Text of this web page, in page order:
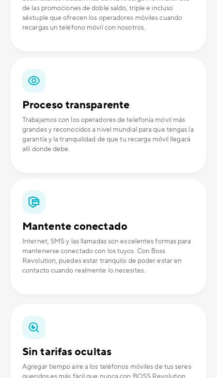
de las promociones de doble saldo, triple e incluso
séxtuple que ofrecen los operadores móviles cuando
recargas un teléfono móvil con nosotros.
Proceso transparente
Trabajamos con los operadores de telefonía móvil más
grandes y reconocidos a nivel mundial para que tengas la
garantía y la tranquilidad de que tu recarga móvil llegará
allí donde debe.
Mantente conectado
Internet, SMS y las llamadas son excelentes formas para
mantenerse conectado con los tuyos. Con Boss
Revolution, puedes estar tranquilo de poder estar en
contacto cuando realmente lo necesites.
Sin tarifas ocultas
Agregar tiempo aire a los teléfonos móviles de tus seres